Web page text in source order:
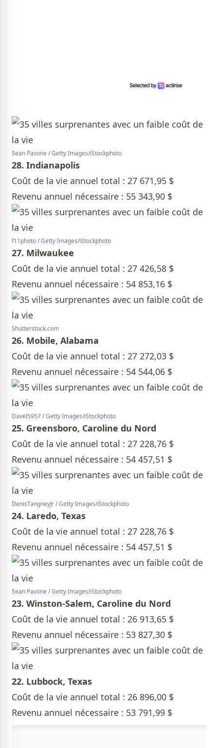
Sean Pavone / Getty Images/iStockphoto
28. Indianapolis
Coût de la vie annuel total : 27 671,95 $
Revenu annuel nécessaire : 55 343,90 $
f11photo / Getty Images/iStockphoto
27. Milwaukee
Coût de la vie annuel total : 27 426,58 $
Revenu annuel nécessaire : 54 853,16 $
Shutterstock.com
26. Mobile, Alabama
Coût de la vie annuel total : 27 272,03 $
Revenu annuel nécessaire : 54 544,06 $
Davel5957 / Getty Images/iStockphoto
25. Greensboro, Caroline du Nord
Coût de la vie annuel total : 27 228,76 $
Revenu annuel nécessaire : 54 457,51 $
DenisTangneyJr / Getty Images/iStockphoto
24. Laredo, Texas
Coût de la vie annuel total : 27 228,76 $
Revenu annuel nécessaire : 54 457,51 $
Sean Pavone / Getty Images/iStockphoto
23. Winston-Salem, Caroline du Nord
Coût de la vie annuel total : 26 913,65 $
Revenu annuel nécessaire : 53 827,30 $
22. Lubbock, Texas
Coût de la vie annuel total : 26 896,00 $
Revenu annuel nécessaire : 53 791,99 $